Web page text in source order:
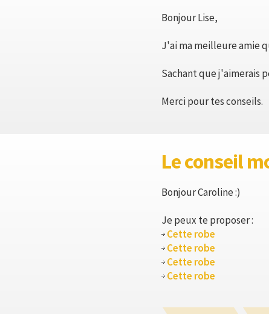
Bonjour Lise,
J'ai ma meilleure amie
Sachant que j'aimerais
Merci pour tes conseils.
Le conseil
Bonjour Caroline :)
Je peux te proposer :
Cette robe
Cette robe
Cette robe
Cette robe